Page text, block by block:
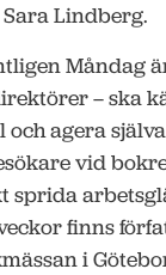
Lindberg.
Måndag
– ska
agera
vid
sprida
finns
i